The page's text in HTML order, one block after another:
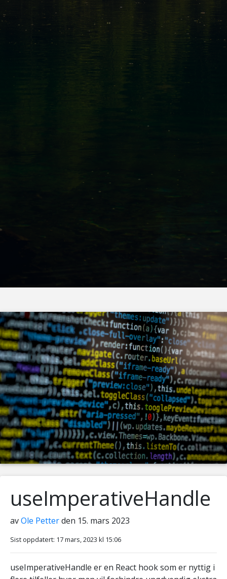
useImperativeHandle
avOle Petterden 15. mars 2023
Sist oppdatert: 17 mars, 2023 kl 15:06
useImperativeHandle er en React hook som er nyttig i